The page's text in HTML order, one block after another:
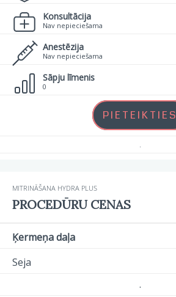
Konsultācija
Nav nepieciešama
Anestēzija
Nav nepieciešama
Sāpju līmenis
0
PIETEIKTIES
.
MITRINĀŠANA HYDRA PLUS
PROCEDŪRU CENAS
Ķermeņa daļa
Seja
.